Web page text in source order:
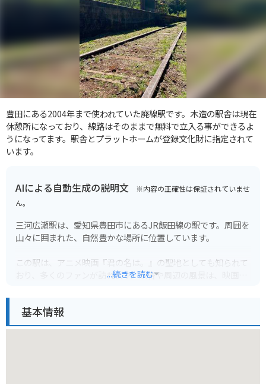
豊田にある2004年まで使われていた廃線駅です。木造の駅舎は現在
休憩所になっており、線路はそのままで無料で立入る事ができるよ
うになってます。駅舎とプラットホームが登録文化財に指定されて
います。
AIによる自動生成の説明文 ※内容の正確性は保証されていませ
ん。
三河広瀬駅は、愛知県豊田市にあるJR飯田線の駅です。周囲を
山々に囲まれた、自然豊かな場所に位置しています。
この駅は、アニメ映画『君の名は。』の聖地としても知られて
おり、多くのファンが訪れます。駅舎や周辺の風景は、映画の
なっています。
...続きを読む
基本情報